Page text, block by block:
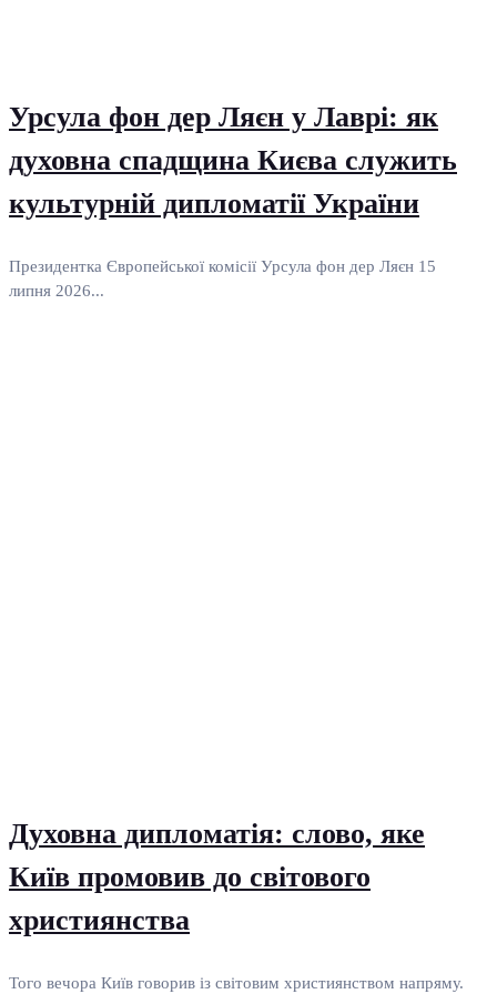
Урсула фон дер Ляєн у Лаврі: як
духовна спадщина Києва служить
культурній дипломатії України
Президентка Європейської комісії Урсула фон дер Ляєн 15
липня 2026...
Духовна дипломатія: слово, яке
Київ промовив до світового
християнства
Того вечора Київ говорив із світовим християнством напряму.